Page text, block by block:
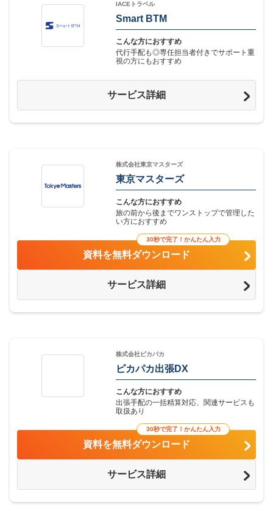
IACEトラベル
Smart BTM
こんな方におすすめ
代行手配も◎専任担当者付きでサポート重
視の方にもおすすめ
サービス詳細
株式会社東京マスターズ
東京マスターズ
こんな方におすすめ
旅の前から後までワンストップで管理した
い方におすすめ
サービス詳細
30秒で完了！かんたん入力
資料を無料ダウンロード
株式会社ピカパカ
ピカパカ出張DX
こんな方におすすめ
出張手配の一括精算対応、関連サービスも
取扱あり
サービス詳細
30秒で完了！かんたん入力
資料を無料ダウンロード